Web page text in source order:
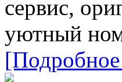
сервис,
уютный
[Подробное